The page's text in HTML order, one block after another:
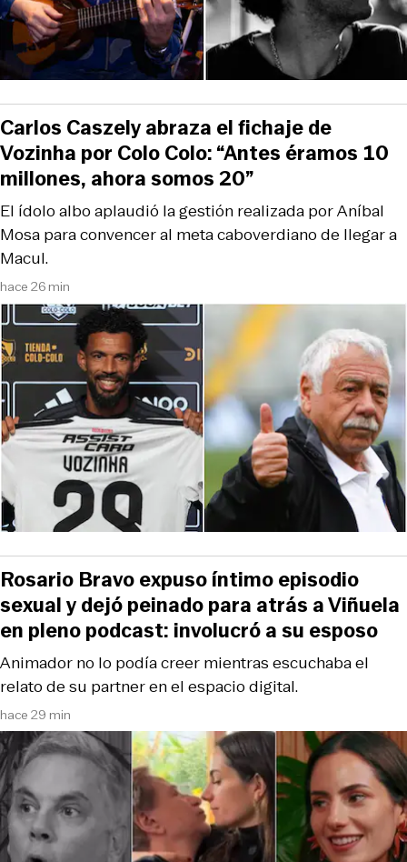
hace 26 min
El ídolo albo aplaudió la gestión realizada por Aníbal
Mosa para convencer al meta caboverdiano de llegar a
Macul.
Carlos Caszely abraza el fichaje de
Vozinha por Colo Colo: “Antes éramos 10
millones, ahora somos 20”
hace 29 min
Animador no lo podía creer mientras escuchaba el
relato de su partner en el espacio digital.
Rosario Bravo expuso íntimo episodio
sexual y dejó peinado para atrás a Viñuela
en pleno podcast: involucró a su esposo